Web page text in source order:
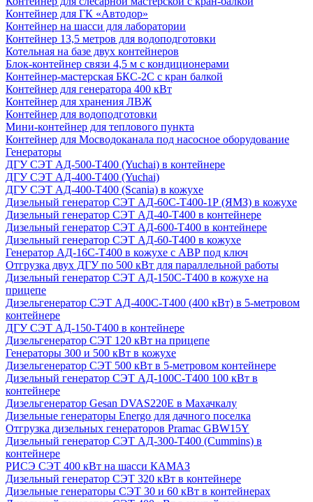
Контейнер для ГК «Автодор»
Контейнер на шасси для лаборатории
Контейнер 13,5 метров для водоподготовки
Котельная на базе двух контейнеров
Блок-контейнер связи 4,5 м с кондиционерами
Контейнер-мастерская БКС-2С с кран балкой
Контейнер для генератора 400 кВт
Контейнер для хранения ЛВЖ
Контейнер для водоподготовки
Мини-контейнер для теплового пункта
Контейнер для Мосводоканала под насосное оборудование
Генераторы
ДГУ СЭТ АД-500-Т400 (Yuchai) в контейнере
ДГУ СЭТ АД-400-Т400 (Yuchai)
ДГУ СЭТ АД-400-Т400 (Scania) в кожухе
Дизельный генератор СЭТ АД-60С-Т400-1Р (ЯМЗ) в кожухе
Дизельный генератор СЭТ АД-40-Т400 в контейнере
Дизельный генератор СЭТ АД-600-Т400 в контейнере
Дизельный генератор СЭТ АД-60-Т400 в кожухе
Генератор АД-16С-Т400 в кожухе с АВР под ключ
Отгрузка двух ДГУ по 500 кВт для параллельной работы
Дизельный генератор СЭТ АД-150С-Т400 в кожухе на
прицепе
Дизельгенератор СЭТ АД-400С-Т400 (400 кВт) в 5-метровом
контейнере
ДГУ СЭТ АД-150-Т400 в контейнере
Дизельгенератор СЭТ 120 кВт на прицепе
Генераторы 300 и 500 кВт в кожухе
Дизельгенератор СЭТ 500 кВт в 5-метровом контейнере
Дизельный генератор СЭТ АД-100С-Т400 100 кВт в
контейнере
Дизельгенератор Gesan DVAS220E в Махачкалу
Дизельные генераторы Energo для дачного поселка
Отгрузка дизельных генераторов Pramac GВW15Y
Дизельный генератор СЭТ АД-300-Т400 (Cummins) в
контейнере
РИСЭ СЭТ 400 кВт на шасси КАМАЗ
Дизельный генератор СЭТ 320 кВт в контейнере
Дизельные генераторы СЭТ 30 и 60 кВт в контейнерах